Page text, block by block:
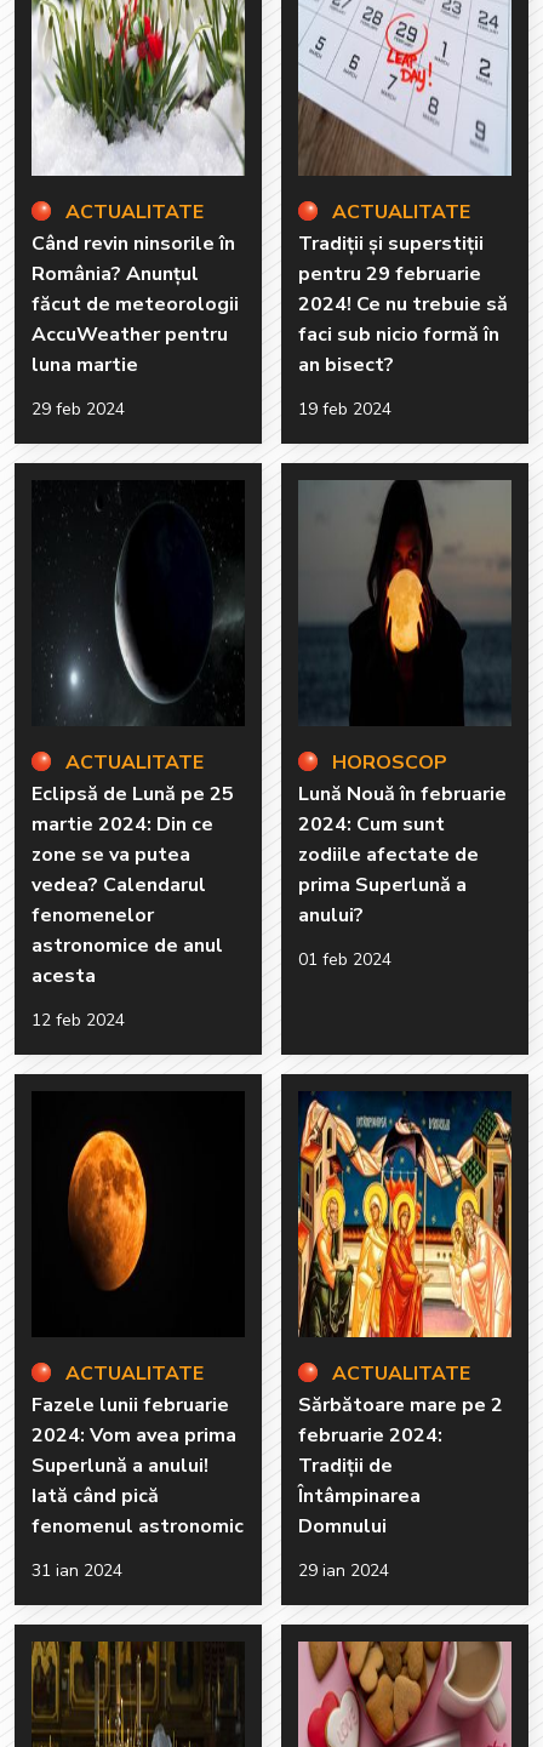
ACTUALITATE
Când revin ninsorile în
România? Anunțul
făcut de meteorologii
AccuWeather pentru
luna martie
29 feb 2024
ACTUALITATE
Tradiții și superstiții
pentru 29 februarie
2024! Ce nu trebuie să
faci sub nicio formă în
an bisect?
19 feb 2024
ACTUALITATE
Eclipsă de Lună pe 25
martie 2024: Din ce
zone se va putea
vedea? Calendarul
fenomenelor
astronomice de anul
acesta
12 feb 2024
HOROSCOP
Lună Nouă în februarie
2024: Cum sunt
zodiile afectate de
prima Superlună a
anului?
01 feb 2024
ACTUALITATE
Fazele lunii februarie
2024: Vom avea prima
Superlună a anului!
Iată când pică
fenomenul astronomic
31 ian 2024
ACTUALITATE
Sărbătoare mare pe 2
februarie 2024:
Tradiții de
Întâmpinarea
Domnului
29 ian 2024